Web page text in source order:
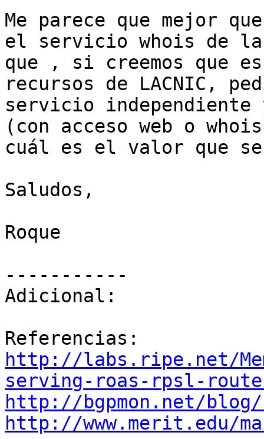
Me parece que mejor
el servicio whois de
que , si creemos que
recursos de LACNIC,
servicio
(con acceso web o
cuál es el valor que se
Saludos,
Roque
-----------
Adicional:
http://labs.ripe.net/
serving-roas-rpsl-
http://bgpmon.net/blog/
http://www.merit.edu/